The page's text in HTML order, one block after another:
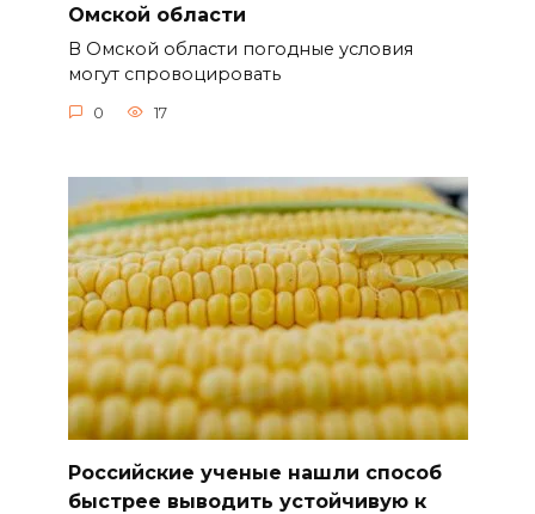
Омской области
В Омской области погодные условия
могут спровоцировать
0 17
Российские ученые нашли способ
быстрее выводить устойчивую к